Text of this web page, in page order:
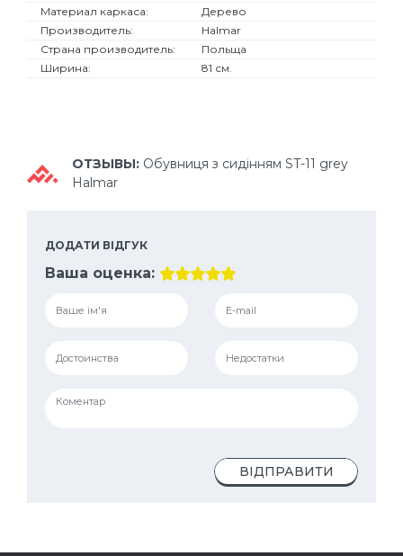
Материал каркаса:
Дерево
Производитель:
Halmar
Страна производитель:
Польща
Ширина:
81 см.
ОТЗЫВЫ: Обувниця з сидінням ST-11 grey
Halmar
ДОДАТИ ВІДГУК
Ваша оценка:
ВІДПРАВИТИ